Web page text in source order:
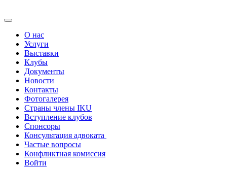
О нас
Услуги
Выставки
Клубы
Документы
Новости
Контакты
Фотогалерея
Страны члены IKU
Вступление клубов​
Спонсоры
Консультация адвоката ​
Частые вопросы
Конфликтная комиссия
Войти